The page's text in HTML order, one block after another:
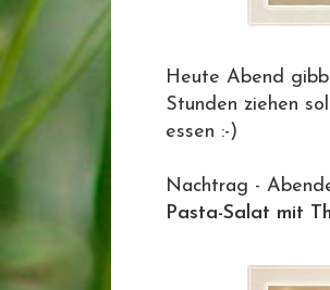
Heute Abend
Stunden ziehen
essen :-)
Nachtrag -
Pasta-Salat mit